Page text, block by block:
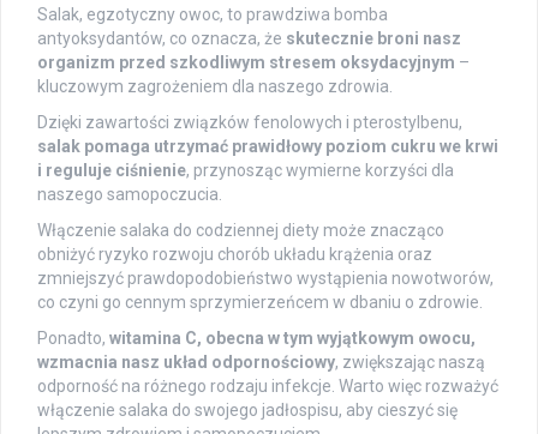
Salak, egzotyczny owoc, to prawdziwa bomba
antyoksydantów, co oznacza, że skutecznie broni nasz
organizm przed szkodliwym stresem oksydacyjnym –
kluczowym zagrożeniem dla naszego zdrowia.
Dzięki zawartości związków fenolowych i pterostylbenu,
salak pomaga utrzymać prawidłowy poziom cukru we krwi
i reguluje ciśnienie, przynosząc wymierne korzyści dla
naszego samopoczucia.
Włączenie salaka do codziennej diety może znacząco
obniżyć ryzyko rozwoju chorób układu krążenia oraz
zmniejszyć prawdopodobieństwo wystąpienia nowotworów,
co czyni go cennym sprzymierzeńcem w dbaniu o zdrowie.
Ponadto, witamina C, obecna w tym wyjątkowym owocu,
wzmacnia nasz układ odpornościowy, zwiększając naszą
odporność na różnego rodzaju infekcje. Warto więc rozważyć
włączenie salaka do swojego jadłospisu, aby cieszyć się